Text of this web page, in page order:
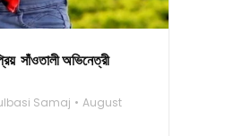
সাঁওতালী অভিনেত্রী
Samaj
August